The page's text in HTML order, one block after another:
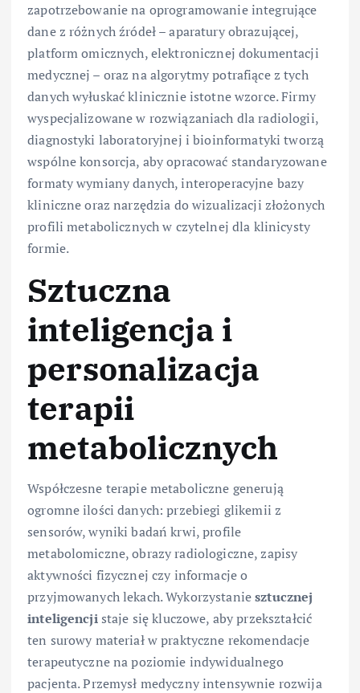
zapotrzebowanie na oprogramowanie integrujące
dane z różnych źródeł – aparatury obrazującej,
platform omicznych, elektronicznej dokumentacji
medycznej – oraz na algorytmy potrafiące z tych
danych wyłuskać klinicznie istotne wzorce. Firmy
wyspecjalizowane w rozwiązaniach dla radiologii,
diagnostyki laboratoryjnej i bioinformatyki tworzą
wspólne konsorcja, aby opracować standaryzowane
formaty wymiany danych, interoperacyjne bazy
kliniczne oraz narzędzia do wizualizacji złożonych
profili metabolicznych w czytelnej dla klinicysty
formie.
Sztuczna
inteligencja i
personalizacja
terapii
metabolicznych
Współczesne terapie metaboliczne generują
ogromne ilości danych: przebiegi glikemii z
sensorów, wyniki badań krwi, profile
metabolomiczne, obrazy radiologiczne, zapisy
aktywności fizycznej czy informacje o
przyjmowanych lekach. Wykorzystaniesztucznej
inteligencjistaje się kluczowe, aby przekształcić
ten surowy materiał w praktyczne rekomendacje
terapeutyczne na poziomie indywidualnego
pacjenta. Przemysł medyczny intensywnie rozwija